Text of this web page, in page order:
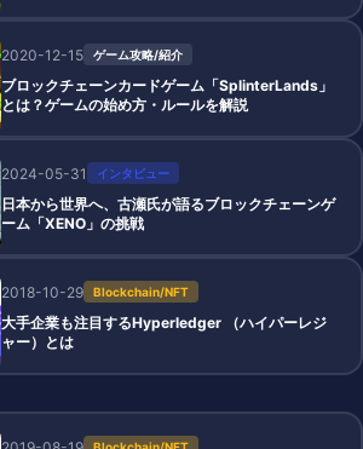
2020-12-15 ゲーム攻略/紹介
ブロックチェーンカードゲーム「SplinterLands」
とは？ゲームの始め方・ルールを解説
2024-05-31 インタビュー
日本から世界へ、古瀬氏が語るブロックチェーンゲ
ーム「XENO」の挑戦
2018-10-29 Blockchain/NFT
大手企業も注目するHyperledger （ハイパーレジ
ャー）とは